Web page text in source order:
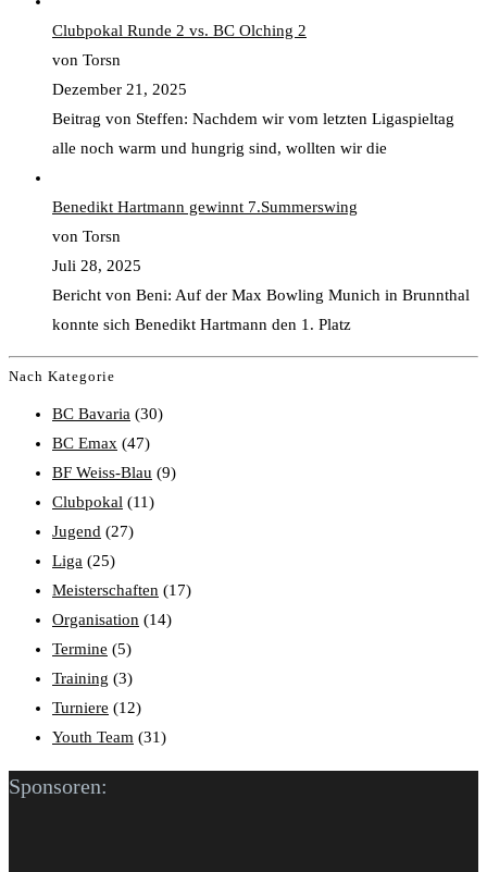
Clubpokal Runde 2 vs. BC Olching 2
von Torsn
Dezember 21, 2025
Beitrag von Steffen: Nachdem wir vom letzten Ligaspieltag
alle noch warm und hungrig sind, wollten wir die
Benedikt Hartmann gewinnt 7.Summerswing
von Torsn
Juli 28, 2025
Bericht von Beni: Auf der Max Bowling Munich in Brunnthal
konnte sich Benedikt Hartmann den 1. Platz
Nach Kategorie
BC Bavaria (30)
BC Emax (47)
BF Weiss-Blau (9)
Clubpokal (11)
Jugend (27)
Liga (25)
Meisterschaften (17)
Organisation (14)
Termine (5)
Training (3)
Turniere (12)
Youth Team (31)
Sponsoren: